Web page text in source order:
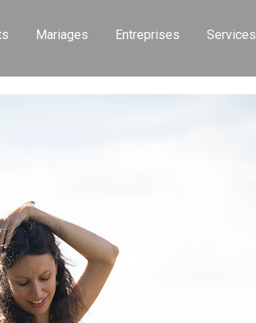
Mariages Entreprises Services